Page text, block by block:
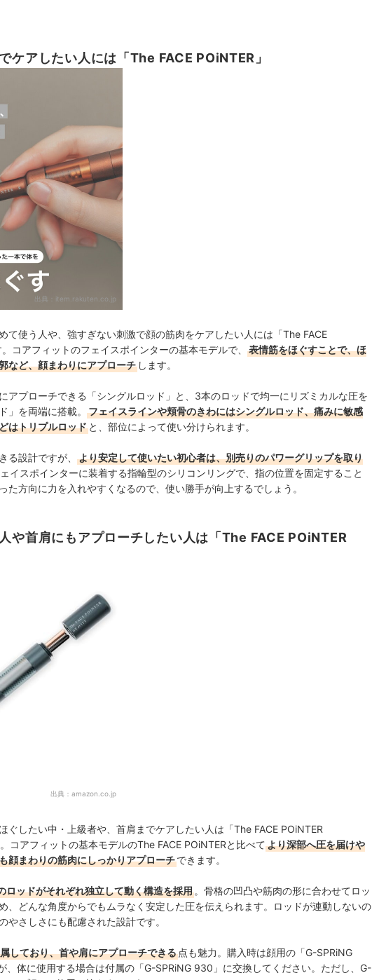
ケアしたい人には「The FACE POiNTER」
出典： item.rakuten.co.jp
て使う人や、強すぎない刺激で顔の筋肉をケアしたい人には「The FACE
コアフィットのフェイスポインターの基本モデルで、
表情筋をほぐすことで、ほ
など、顔まわりにアプローチ します。
アプローチできる「シングルロッド」と、3本のロッドで均一にリズミカルな圧を
」を両端に搭載。
フェイスラインや頬骨のきわにはシングルロッド、痛みに敏感
はトリプルロッド と、部位によって使い分けられます。
る設計ですが、
より安定して使いたい初心者は、別売りのパワーグリップを取り
イスポインターに装着する指輪型のシリコンリングで、指の位置を固定すること
た方向に力を入れやすくなるので、使い勝手が向上するでしょう。
や首肩にもアプローチしたい人は「The FACE POiNTER
出典： amazon.co.jp
ぐしたい中・上級者や、首肩までケアしたい人は「The FACE POiNTER
コアフィットの基本モデルのThe FACE POiNTERと比べてより深部へ圧を届けや
顔まわりの筋肉にしっかりアプローチできます。
ロッドがそれぞれ独立して動く構造を採用。骨格の凹凸や筋肉の形に合わせてロッ
、どんな角度からでもムラなく安定した圧を伝えられます。ロッドが連動しないの
やさしさにも配慮された設計です。
しており、首や肩にアプローチできる点も魅力。購入時は顔用の「G-SPRiNG
、体に使用する場合は付属の「G-SPRiNG 930」に交換してください。ただし、G-